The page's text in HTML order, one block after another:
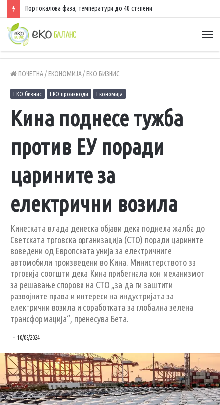
Портокалова фаза, температури до 40 степени
ПОЧЕТНА/ ЕКОНОМИЈА/ ЕКО БИЗНИС
ЕКО бизнис ЕКО производи Економија
Кина поднесе тужба
против ЕУ поради
царините за
електрични возила
Кинеската влада денеска објави дека поднела жалба до
Светската трговска организација (СТО) поради царините
воведени од Европската унија за електричните
автомобили произведени во Кина. Министерството за
трговија соопшти дека Кина прибегнала кон механизмот
за решавање спорови на СТО „за да ги заштити
развојните права и интереси на индустријата за
електрични возила и соработката за глобална зелена
трансформација“, пренесува Бета.
10/08/2024